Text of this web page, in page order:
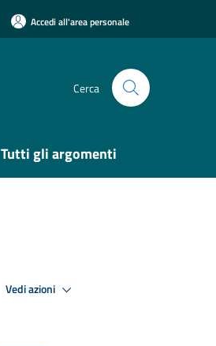
Accedi all'area personale
Cerca
Tutti gli argomenti
Vedi azioni